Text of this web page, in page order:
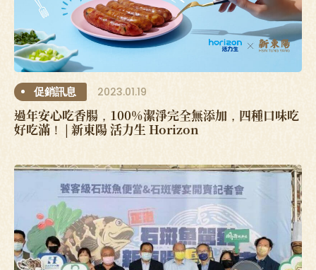
促銷訊息 2023.01.19
過年安心吃香腸，100%潔淨完全無添加，四種口味吃
好吃滿！ | 新東陽 活力生 Horizon